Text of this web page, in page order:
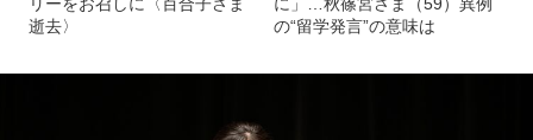
逝去〉
の“留学発言”の意味は